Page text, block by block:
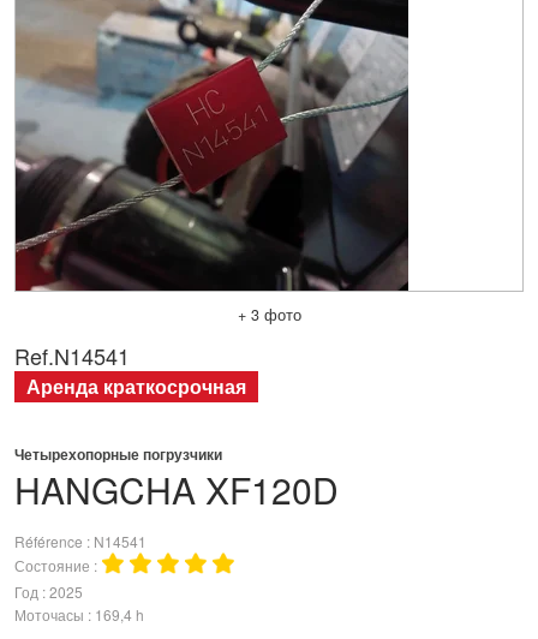
+ 3 фото
HANGCHA XF120D
Четырехопорные погрузчики
Référence
N14541
Состояние
Год 2025
Моточасы
169,4 h
Ref.N14541
Аренда краткосрочная